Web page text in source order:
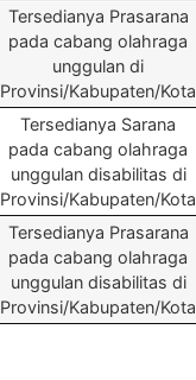
Tersedianya Prasarana
pada cabang olahraga
unggulan di
Provinsi/Kabupaten/Kota
Tersedianya Sarana
pada cabang olahraga
unggulan disabilitas di
Provinsi/Kabupaten/Kota
Tersedianya Prasarana
pada cabang olahraga
unggulan disabilitas di
Provinsi/Kabupaten/Kota